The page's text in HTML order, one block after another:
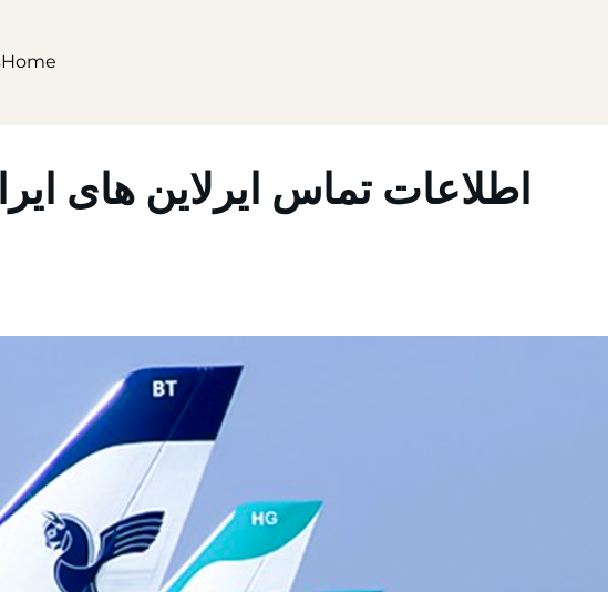
Home
اطلاعات تماس ایرلاین های